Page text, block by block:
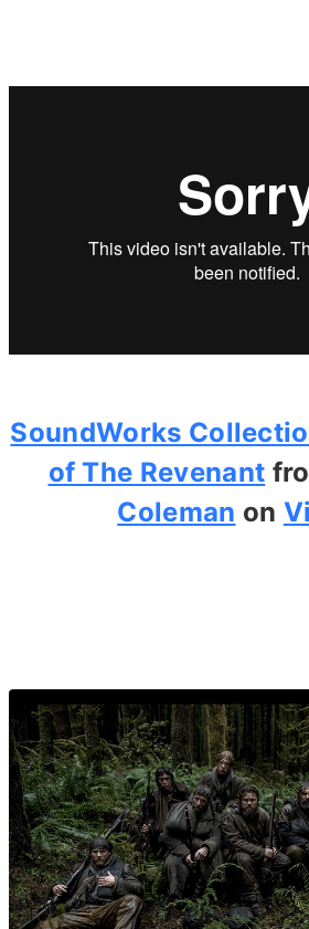
SoundWorks
of The Revenant
Coleman on